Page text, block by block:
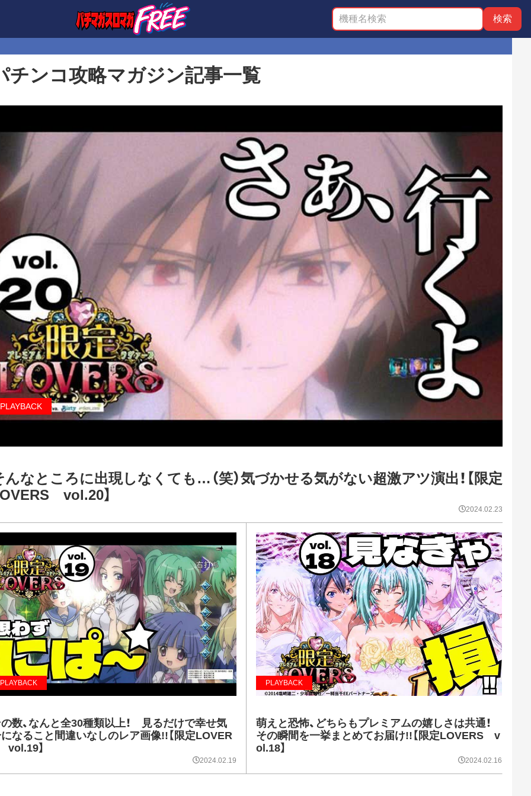
チンコ攻略マガジン記事一覧
んなところに出現しなくても…（笑）気づかせる気がない超激アツ演出！【限定
vol.20】
PLAYBACK
2024.02.23
数、なんと全30種類以上！ 見るだけで幸せ気
なること間違いなしのレア画像!!【限定LOVER
】
PLAYBACK
2024.02.19
萌えと恐怖、どちらもプレミアムの嬉しさは共通！
その瞬間を一挙まとめてお届け!!【限定LOVERS v
ol.18】
PLAYBACK
2024.02.16